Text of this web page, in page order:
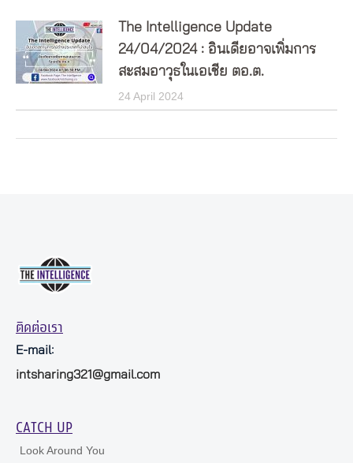
The Intelligence Update
24/04/2024 : อินเดียอาจเพิ่มการ
สะสมอาวุธในเอเชีย ตอ.ต.
24 April 2024
ติดต่อเรา
E-mail:
intsharing321@gmail.com
CATCH UP
Look Around You